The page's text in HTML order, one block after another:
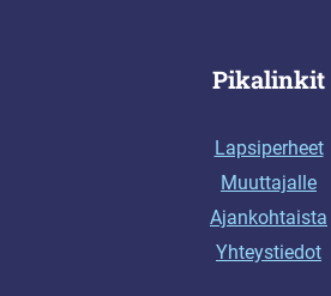
Pikalinkit
Lapsiperheet
Muuttajalle
Ajankohtaista
Yhteystiedot